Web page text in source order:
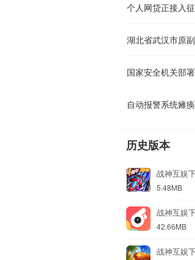
个人网贷正接入
湖北省武汉市原
国家安全机关部
自动报警系统瘫
历史版本
战神互娱
5.48MB
战神互娱
42.66MB
战神互娱